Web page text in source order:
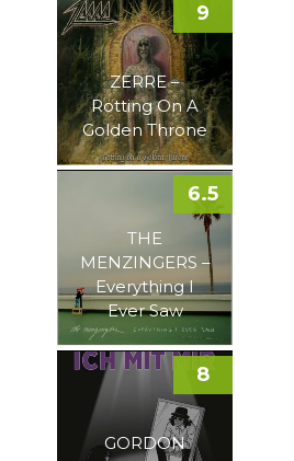
ZERRE –
Rotting On A
Golden Throne
9
THE
MENZINGERS –
Everything I
Ever Saw
6.5
GORDON
8